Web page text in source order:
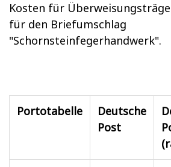
Kosten für
für den Briefumschlag
"Schornsteinfegerhandwerk".
Portotabelle
Deutsche
Post